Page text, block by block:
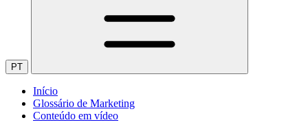
PT
Início
Glossário de Marketing
Conteúdo em vídeo